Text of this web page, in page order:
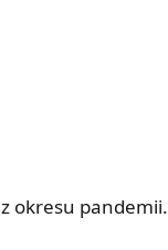
okresu pandemii.